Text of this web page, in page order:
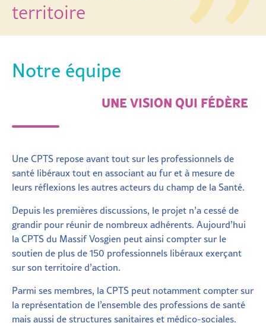
territoire
Notre équipe
UNE VISION QUI FÉDÈRE
Une CPTS repose avant tout sur les professionnels de
santé libéraux tout en associant au fur et à mesure de
leurs réflexions les autres acteurs du champ de la Santé.
Depuis les premières discussions, le projet n’a cessé de
grandir pour réunir de nombreux adhérents. Aujourd’hui
la CPTS du Massif Vosgien peut ainsi compter sur le
soutien de plus de 150 professionnels libéraux exerçant
sur son territoire d’action.
Parmi ses membres, la CPTS peut notamment compter sur
la représentation de l’ensemble des professions de santé
mais aussi de structures sanitaires et médico-sociales.